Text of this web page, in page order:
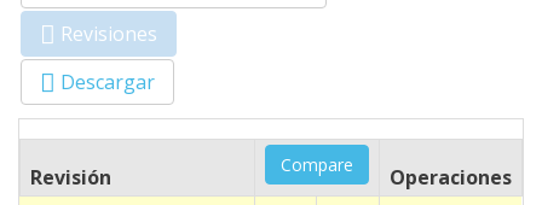
Revisiones
activa)
Descargar
Revisión
Operaciones